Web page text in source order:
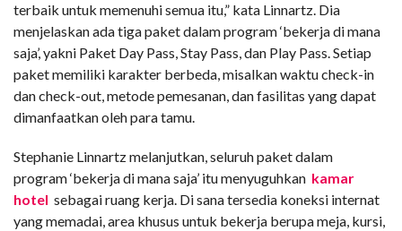
terbaik untuk memenuhi semua itu,” kata Linnartz. Dia
menjelaskan ada tiga paket dalam program ‘bekerja di mana
saja’, yakni Paket Day Pass, Stay Pass, dan Play Pass. Setiap
paket memiliki karakter berbeda, misalkan waktu check-in
dan check-out, metode pemesanan, dan fasilitas yang dapat
dimanfaatkan oleh para tamu.
Stephanie Linnartz melanjutkan, seluruh paket dalam
program ‘bekerja di mana saja’ itu menyuguhkan kamar
hotel sebagai ruang kerja. Di sana tersedia koneksi internat
yang memadai, area khusus untuk bekerja berupa meja, kursi,